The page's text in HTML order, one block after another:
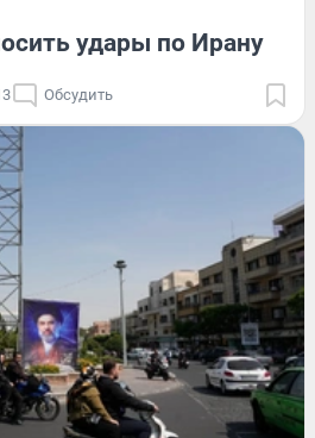
удары по Ирану
Обсудить